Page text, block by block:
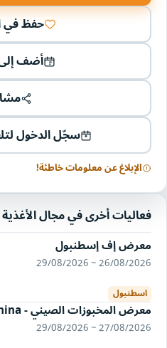
حفظ في
أضف
سجّل الدخول
الإبلاغ عن معلومات خاطئة!
فعاليات أخرى في مجال
معرض إف إسطنبول
26/08/2026 ~ 29/08/2026
اسطنبول
معرض المخبوزات الصيني - Bakery China
27/08/2026 ~ 29/08/2026